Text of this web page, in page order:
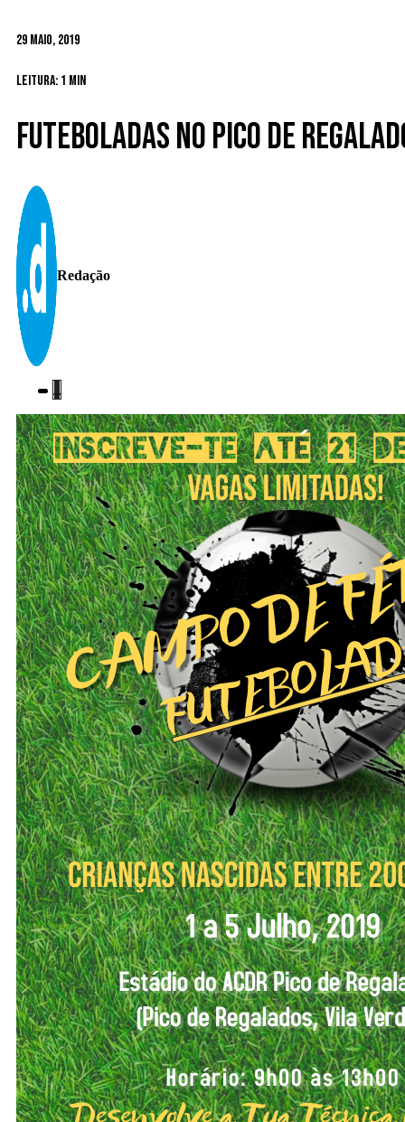
29 Maio, 2019
Leitura: 1 min
Futeboladas no Pico de
Redação